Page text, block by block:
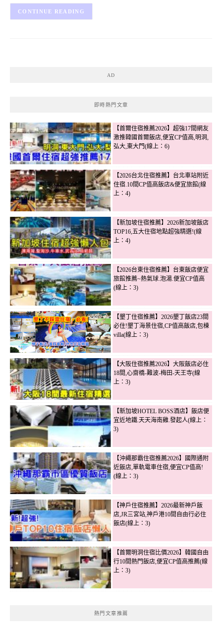
CONTINUE READING
AD
即時熱門文章
【首爾住宿推薦2026】超強17間網友
激推韓國首爾飯店,便宜CP值高,明洞,
弘大,東大門(線上：6)
【2026台北住宿推薦】台北車站附近
住宿.10間CP值高飯店&便宜旅館(線
上：4)
【新加坡住宿推薦】2026新加坡飯店
TOP16,五大住宿地點超強精選!(線
上：4)
【2026台東住宿推薦】台東飯店便宜
旅館推薦~熱氣球.泡湯.便宜CP值高
(線上：3)
【墾丁住宿推薦】2026墾丁飯店23間
必住!墾丁海景住宿,CP值高飯店,包棟
villa(線上：3)
【大阪住宿推薦2026】大阪飯店必住
18間,心齋橋-難波-梅田-天王寺(線
上：3)
【新加坡HOTEL BOSS酒店】飯店便
宜近地鐵.天天海南雞.發起人(線上：
3)
【沖繩那霸住宿推薦2026】國際通附
近飯店,單軌電車住宿,便宜CP值高!
(線上：3)
【神戶住宿推薦】2026最新神戶飯
店,JR三宮站,神戶港10間自由行必住
飯店(線上：3)
【首爾明洞住宿比價2026】韓國自由
行10間熱門飯店,便宜CP值高推薦(線
上：3)
熱門文章推薦